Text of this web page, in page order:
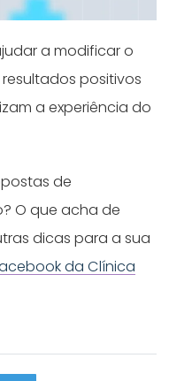
a modificar o
positivos
a experiência do
de
O que acha de
dicas para a sua
da Clínica